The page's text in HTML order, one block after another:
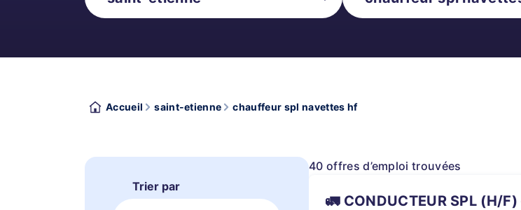
Accueil saint-etienne chauffeur spl navettes hf
Trier par
40 offres d’emploi trouvées
🚛 CONDUCTEUR SPL (H/F) –